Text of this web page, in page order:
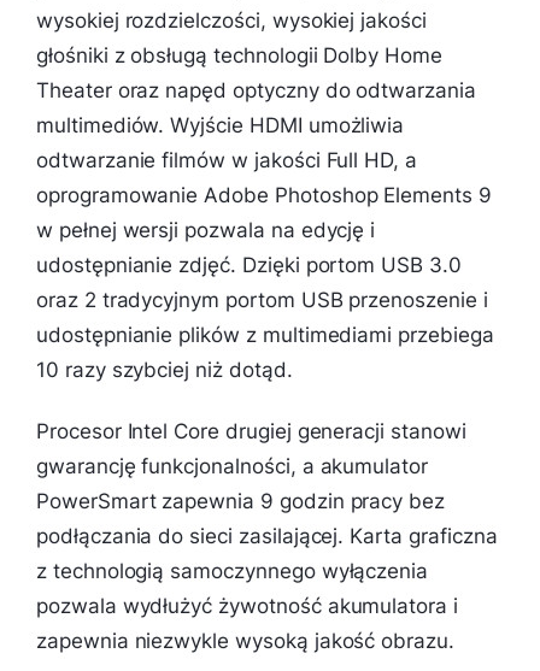
wysokiej rozdzielczości, wysokiej jakości
głośniki z obsługą technologii Dolby Home
Theater oraz napęd optyczny do odtwarzania
multimediów. Wyjście HDMI umożliwia
odtwarzanie filmów w jakości Full HD, a
oprogramowanie Adobe Photoshop Elements 9
w pełnej wersji pozwala na edycję i
udostępnianie zdjęć. Dzięki portom USB 3.0
oraz 2 tradycyjnym portom USB przenoszenie i
udostępnianie plików z multimediami przebiega
10 razy szybciej niż dotąd.
Procesor Intel Core drugiej generacji stanowi
gwarancję funkcjonalności, a akumulator
PowerSmart zapewnia 9 godzin pracy bez
podłączania do sieci zasilającej. Karta graficzna
z technologią samoczynnego wyłączenia
pozwala wydłużyć żywotność akumulatora i
zapewnia niezwykle wysoką jakość obrazu.